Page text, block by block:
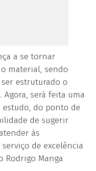
a se tornar
material, sendo
estruturado o
será feita uma
estudo, do ponto de
de sugerir
às
de excelência
Rodrigo Manga